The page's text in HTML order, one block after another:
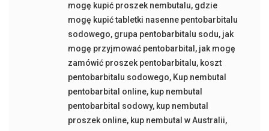
mogę kupić proszek nembutalu, gdzie
mogę kupić tabletki nasenne pentobarbitalu
sodowego, grupa pentobarbitalu sodu, jak
mogę przyjmować pentobarbital , jak mogę
zamówić proszek pentobarbitalu, koszt
pentobarbitalu sodowego, Kup nembutal
pentobarbital online, kup nembutal
pentobarbital sodowy, kup nembutal
proszek online, kup nembutal w Australii,